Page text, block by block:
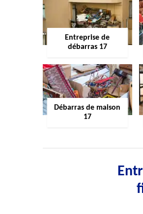
Entreprise de
débarras 17
Débarras de maison
17